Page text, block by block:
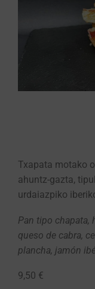
Txapata motako
ahuntz-gazta,
urdaiazpiko
Pan tipo chapata,
queso de cabra,
plancha, jamón
9,50 €